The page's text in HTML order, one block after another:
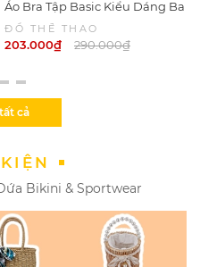
Áo Bra Tập Basic Kiểu Dáng Ba
Lổ Thể Thao Tôn Dáng 6034
ĐỒ THỂ THAO
203.000₫ 290.000₫
cả
Bikini & Sportwear